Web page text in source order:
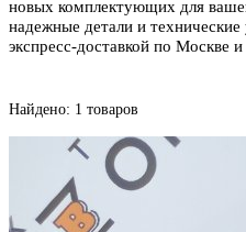
новых комплектующих для
надежные детали и
экспресс-доставкой по Москве
Найдено: 1 товаров